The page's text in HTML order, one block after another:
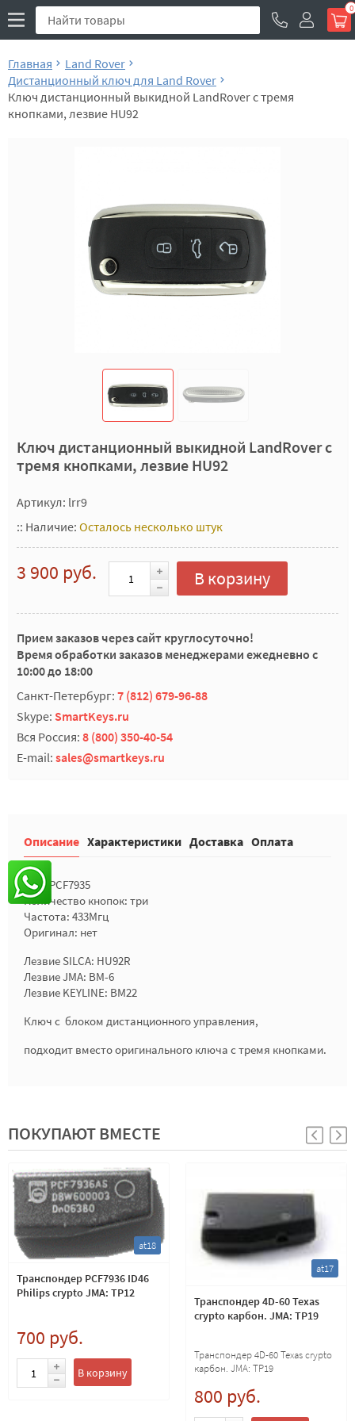
0
Главная
Land Rover
Дистанционный ключ для Land Rover
Ключ дистанционный выкидной LandRover с тремя
кнопками, лезвие HU92
Ключ дистанционный выкидной LandRover с
тремя кнопками, лезвие HU92
Артикул: lrr9
:: Наличие: Осталось несколько штук
3 900 руб. В корзину
Прием заказов через сайт круглосуточно!
Время обработки заказов менеджерами ежедневно с
10:00 до 18:00
Санкт-Петербург: 7 (812) 679-96-88
Skype: SmartKeys.ru
Вся Россия: 8 (800) 350-40-54
E-mail: sales@smartkeys.ru
Описание Характеристики Доставка Оплата
Чип: PCF7935
Количество кнопок: три
Частота: 433Мгц
Оригинал: нет
Лезвие SILCA: HU92R
Лезвие JMA: BM-6
Лезвие KEYLINE: BM22
Ключ с блоком дистанционного управления,
подходит вместо оригинального ключа с тремя кнопками.
ПОКУПАЮТ ВМЕСТЕ
at18
Транспондер PCF7936 ID46
Philips crypto JMA: TP12
700 руб.
В корзину
at17
Транспондер 4D-60 Texas
crypto карбон. JMA: TP19
Транспондер 4D-60 Texas crypto
карбон. JMA: TP19
800 руб.